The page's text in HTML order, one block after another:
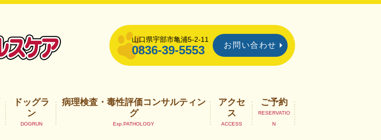
山口県宇部市亀浦5-2-11
0836-39-5553 お問い合わせ
ドッグラ
ン
病理検査・毒性評価コンサルティン
グ
アクセ
ス
ご予約